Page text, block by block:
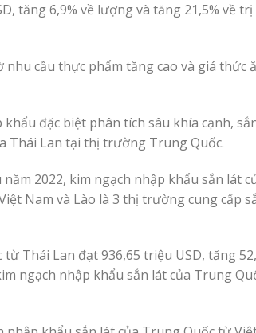
tăng 6,9% về lượng và tăng 21,5% về trị
cầu thực phẩm tăng cao và giá thức
đặc biệt phân tích sâu khía cạnh,
Thái Lan tại thị trường Trung Quốc.
2022, kim ngạch nhập khẩu sắn lát
Nam và Lào là 3 thị trường cung cấp
Thái Lan đạt 936,65 triệu USD, tăng
ngạch nhập khẩu sắn lát của Trung